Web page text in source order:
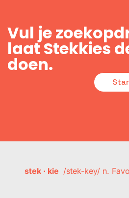
Vul je
laat Stekkies
doen.
stek · kie /stek-key/ n.